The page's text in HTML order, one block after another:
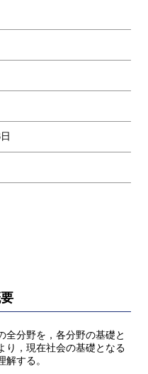
全分野を，各分野の基礎と
り，現在社会の基礎となる
解する。